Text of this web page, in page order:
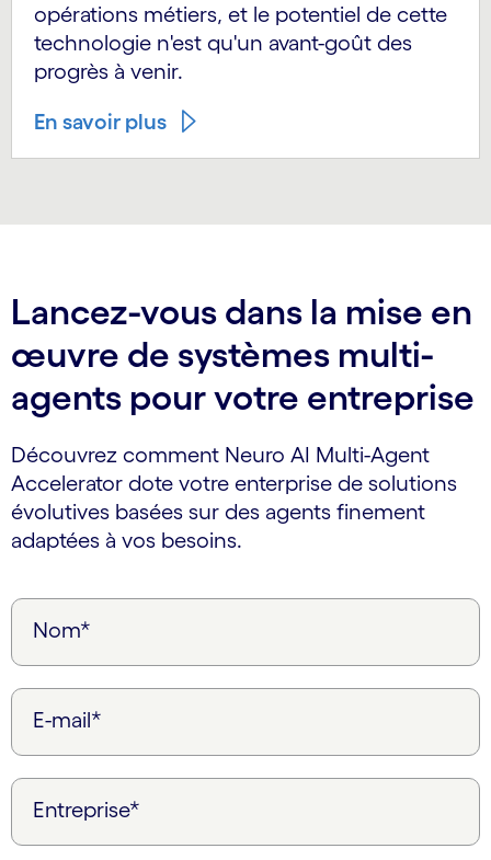
opérations métiers, et le potentiel de cette
technologie n'est qu'un avant-goût des
progrès à venir.
En savoir plus
Lancez-vous dans la mise en
œuvre de systèmes multi-
agents pour votre entreprise
Découvrez comment Neuro AI Multi-Agent
Accelerator dote votre enterprise de solutions
évolutives basées sur des agents finement
adaptées à vos besoins.
Nom*
E-mail*
Entreprise*